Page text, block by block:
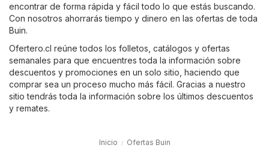
encontrar de forma rápida y fácil todo lo que estás buscando.
Con nosotros ahorrarás tiempo y dinero en las ofertas de toda
Buin.
Ofertero.cl reúne todos los folletos, catálogos y ofertas
semanales para que encuentres toda la información sobre
descuentos y promociones en un solo sitio, haciendo que
comprar sea un proceso mucho más fácil. Gracias a nuestro
sitio tendrás toda la información sobre los últimos descuentos
y remates.
Inicio Ofertas Buin